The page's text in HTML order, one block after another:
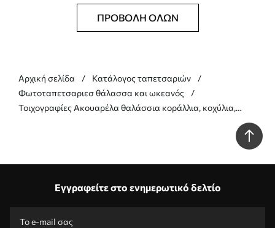
ΠΡΟΒΟΛΉ ΌΛΩΝ
Αρχική σελίδα
Κατάλογος ταπετσαριών
Φωτοταπετσαριεσ θάλασσα και ωκεανός
Τοιχογραφίες Ακουαρέλα θαλάσσια κοράλλια, κοχύλια,
χελώνα, θαλάσσια ζωή, απαλά μπεζ χρώματα Nr. w00849v1
Εγγραφείτε στο ενημερωτικό δελτίο